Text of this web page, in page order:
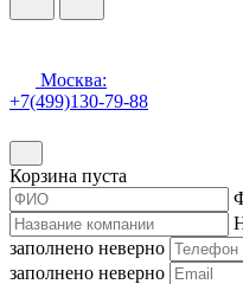
Москва:
+7(499)130-79-88
Корзина пуста
заполнено неверно
заполнено неверно